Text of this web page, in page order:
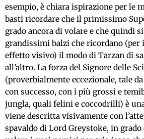
esempio, è chiara ispirazione per le
basti ricordare che il primissimo
grado ancora di volare e che quindi
grandissimi balzi che ricordano (per
effetto visivo) il modo di Tarzan di
all’altro. La forza del Signore delle
(proverbialmente eccezionale, tale
con successo, con i più grossi e
jungla, quali felini e coccodrilli) è
viene descritta visivamente con
spavaldo di Lord Greystoke, in